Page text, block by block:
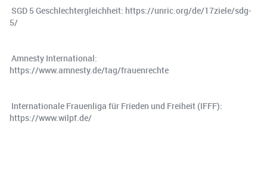
️ SGD 5 Geschlechtergleichheit: https://unric.org/de/17ziele/sdg-
5/
️ Amnesty International:
https://www.amnesty.de/tag/frauenrechte
️ Internationale Frauenliga für Frieden und Freiheit (IFFF):
https://www.wilpf.de/